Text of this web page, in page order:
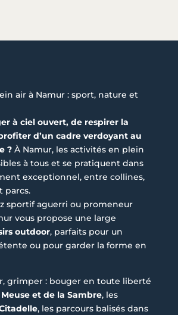
air à Namur : sport, nature et
à ciel ouvert, de respirer la
d’un cadre verdoyant au
?À Namur, les activités en plein
à tous et se pratiquent dans
exceptionnel, entre collines,
parcs.
sportif aguerri ou promeneur
vous propose une large
outdoor, parfaits pour un
ou pour garder la forme en
grimper : bouger en toute liberté
et de la Sambre, les
, les parcours balisés dans